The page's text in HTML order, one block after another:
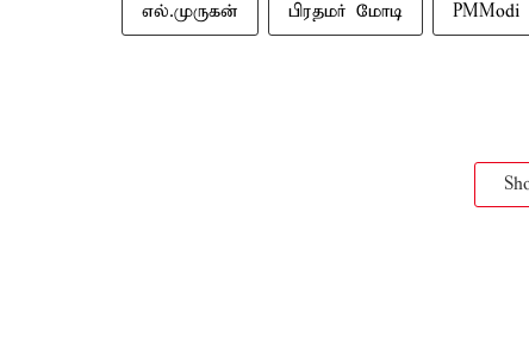
எல்.முருகன் பிரதமர் மோடி PMModi